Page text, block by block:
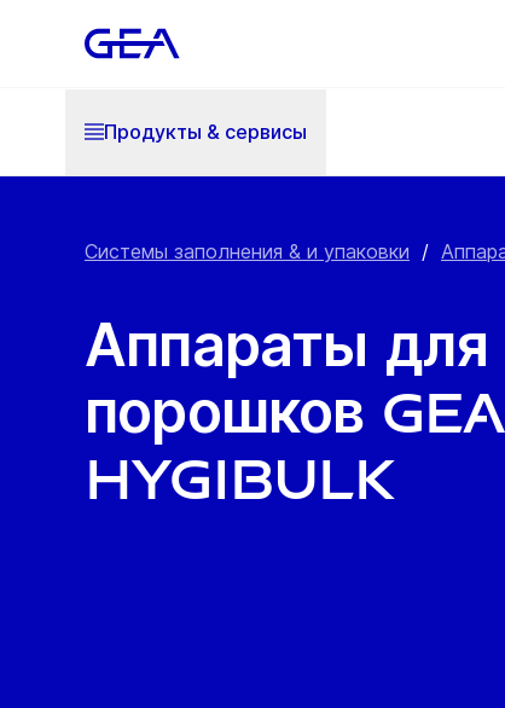
Продукты & cервисы
Системы заполнения & и упаковки /
Аппараты для
порошков GEA
HYGiBulk